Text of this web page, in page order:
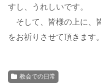
すし、うれしいです。
そして、皆様の上に、
をお祈りさせて頂きます。
教会での日常